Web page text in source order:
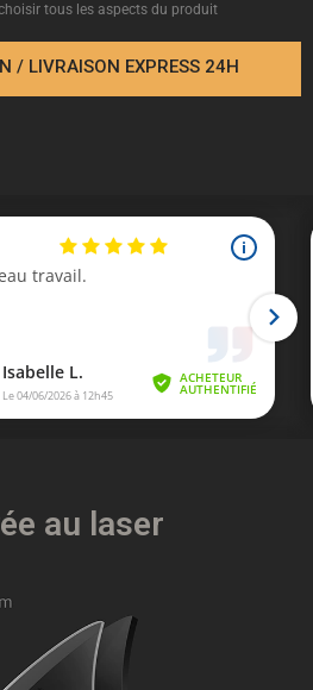
tous les aspects du produit
/ LIVRAISON EXPRESS 24H
au laser